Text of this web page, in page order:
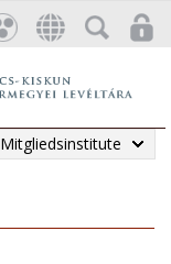
Mitgliedsinstitute